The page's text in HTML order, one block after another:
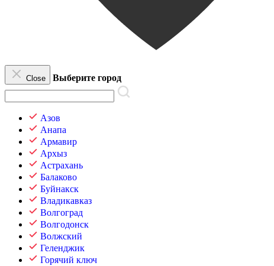
Close Выберите город
Азов
Анапа
Армавир
Архыз
Астрахань
Балаково
Буйнакск
Владикавказ
Волгоград
Волгодонск
Волжский
Геленджик
Горячий ключ